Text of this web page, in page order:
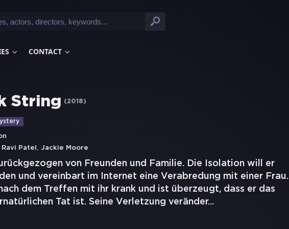
CONTACT
String (2018)
Ravi Patel , Jackie Moore
von Freunden und Familie. Die Isolation will er
und vereinbart im Internet eine Verabredung mit einer Frau.
dem Treffen mit ihr krank und ist überzeugt, dass er das
Tat ist. Seine Verletzung veränder...